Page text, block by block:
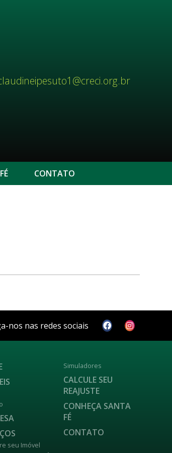
CONTATO
nos nas redes sociais
seu Imóvel
Simuladores
CALCULE SEU
REAJUSTE
CONHEÇA SANTA
FÉ
CONTATO